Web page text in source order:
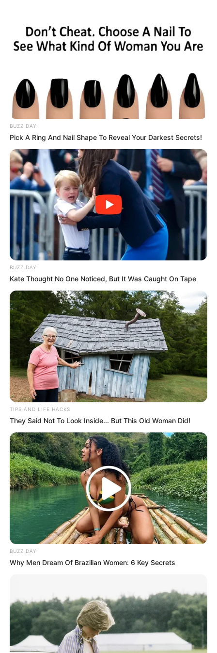
HOME
INSPIRASI
STYLE
FILM &
SERIES
NGAKAK
QUOTES
HYPE
MORE
Danyang: Mahar Tukar Nyawa
BUZZ DAY
Pick A Ring And Nail Shape To Reveal Your Darkest Secrets!
BUZZ DAY
Kate Thought No One Noticed, But It Was Caught On Tape
TIPS AND LIFE HACKS
They Said Not To Look Inside... But This Old Woman Did!
BUZZ DAY
Why Men Dream Of Brazilian Women: 6 Key Secrets